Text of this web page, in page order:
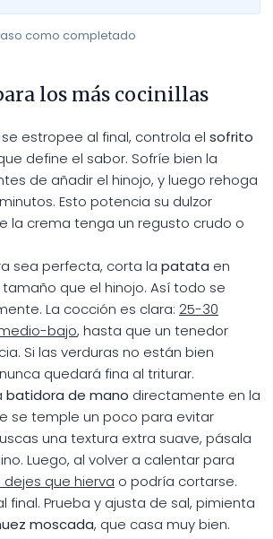
como completado
los más cocinillas
estropee al final, controla el sofrito
define el sabor. Sofríe bien la
de añadir el hinojo, y luego rehoga
Esto potencia su dulzor
la crema tenga un regusto crudo o
sea perfecta, corta la patata en
que el hinojo. Así todo se
La cocción es clara: 25-30
bajo, hasta que un tenedor
Si las verduras no están bien
quedará fina al triturar.
batidora de mano directamente en la
se temple un poco para evitar
una textura extra suave, pásala
Luego, al volver a calentar para
dejes que hierva o podría cortarse.
final. Prueba y ajusta de sal, pimienta
moscada, que casa muy bien.